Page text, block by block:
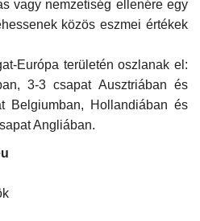
vagy nemzetiség ellenére egy
közös eszmei értékek
Európa területén oszlanak el:
3-3 csapat Ausztriában és
Belgiumban, Hollandiában és
Angliában.